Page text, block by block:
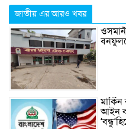
জাতীয় এর আরও খবর
আইন